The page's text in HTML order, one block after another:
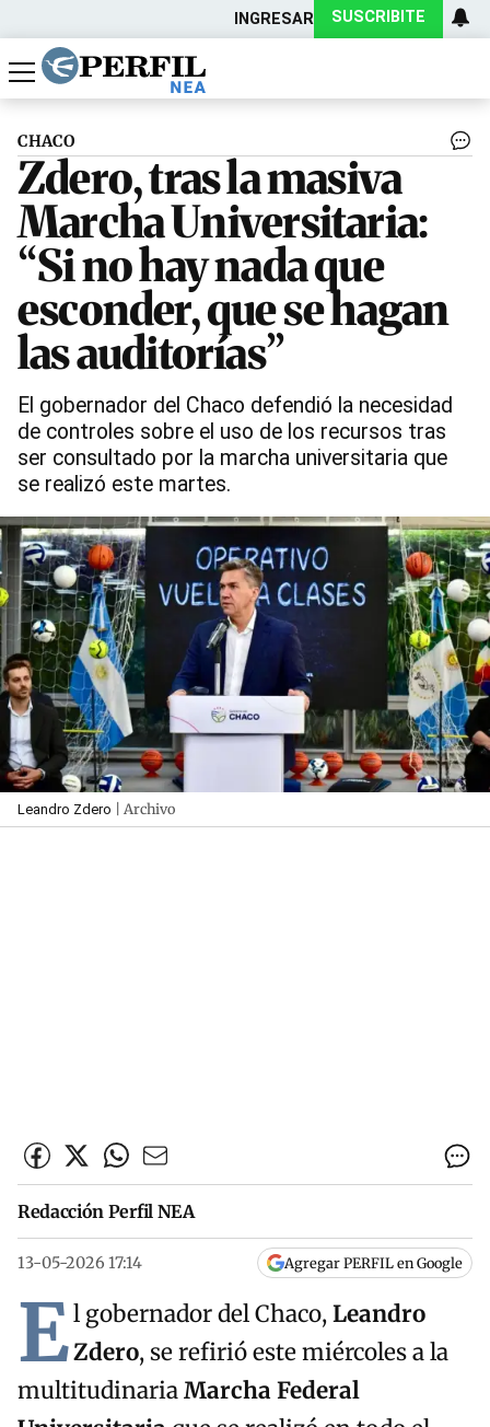
INGRESAR SUSCRIBITE
Política
Economía
Actualidad
CHACO
Zdero, tras la masiva
Marcha Universitaria:
“Si no hay nada que
esconder, que se hagan
las auditorías”
El gobernador del Chaco defendió la necesidad
de controles sobre el uso de los recursos tras
ser consultado por la marcha universitaria que
se realizó este martes.
Leandro Zdero | Archivo
Redacción Perfil NEA
13-05-2026 17:14 Agregar PERFIL en Google
El gobernador del Chaco,Leandro
Zdero, se refirió este miércoles a la
multitudinariaMarcha Federal